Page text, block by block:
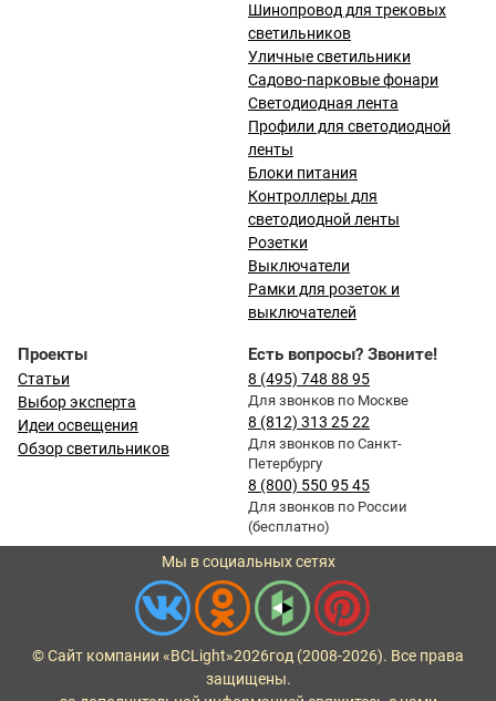
Шинопровод для трековых
светильников
Уличные светильники
Садово-парковые фонари
Светодиодная лента
Профили для светодиодной
ленты
Блоки питания
Контроллеры для
светодиодной ленты
Розетки
Выключатели
Рамки для розеток и
выключателей
Проекты
Статьи
Выбор эксперта
Идеи освещения
Обзор светильников
Есть вопросы? Звоните!
8 (495) 748 88 95
Для звонков по Москве
8 (812) 313 25 22
Для звонков по Санкт-
Петербургу
8 (800) 550 95 45
Для звонков по России
(бесплатно)
Мы в социальных сетях
© Сайт компании «BCLight»2026год (2008-2026). Все права
защищены.